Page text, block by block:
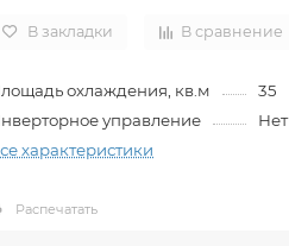
В закладки В сравнение
охлаждения, кв.м
35
управление
Нет
характеристики
Распечатать